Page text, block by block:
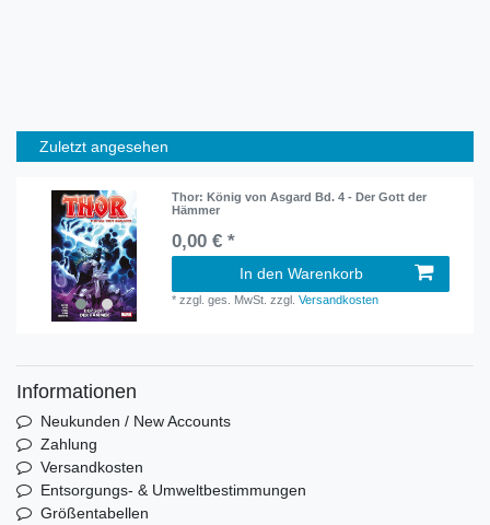
Zuletzt angesehen
Thor: König von Asgard Bd. 4 - Der Gott der
Hämmer
0,00 € *
In den Warenkorb
*zzgl. ges. MwSt. zzgl.Versandkosten
Informationen
Neukunden / New Accounts
Zahlung
Versandkosten
Entsorgungs- & Umweltbestimmungen
Größentabellen